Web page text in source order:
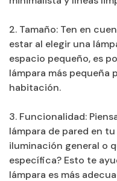
2. Tamaño: Ten en
estar al elegir una
espacio pequeño, es
lámpara más pequeña
habitación.
3. Funcionalidad:
lámpara de pared en
iluminación general o
específica? Esto te
lámpara es más